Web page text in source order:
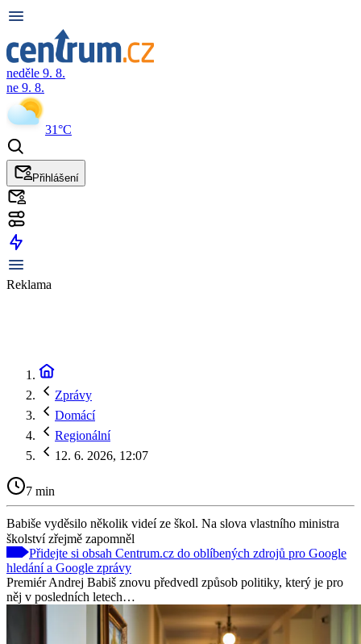
neděle 9. 8.
ne 9. 8.
31°C
Přihlášení
Reklama
Zprávy
Domácí
Regionální
12. 6. 2026, 12:07
7 min
Babiše vyděsilo několik videí ze škol. Na slova vlastního ministra
školství zřejmě zapomněl
Přidejte si obsah Centrum.cz do oblíbených zdrojů pro Google
hledání a Google zprávy
Premiér Andrej Babiš znovu předvedl způsob politiky, který je pro
něj v posledních letech…